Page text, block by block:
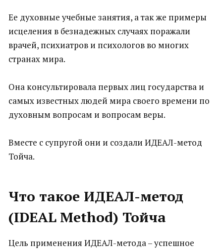
Ее духовные учебные занятия, а так же примеры
исцеления в безнадежных случаях поражали
врачей, психиатров и психологов во многих
странах мира.
Она консультировала первых лиц государства и
самых известных людей мира своего времени по
духовным вопросам и вопросам веры.
Вместе с супругой они и создали ИДЕАЛ-метод
Тойча.
Что такое ИДЕАЛ-метод
(IDEAL Method) Тойча
Цель применения ИДЕАЛ-метода – успешное